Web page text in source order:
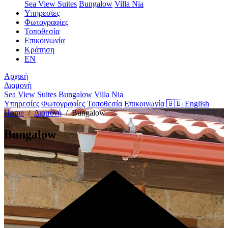
Sea View Suites Bungalow Villa Nia
Υπηρεσίες
Φωτογραφίες
Τοποθεσία
Επικοινωνία
Κράτηση
EN
Αρχική
Διαμονή
Sea View Suites Bungalow Villa Nia
Υπηρεσίες Φωτογραφίες Τοποθεσία Επικοινωνία 🇬🇧 English
Home/Διαμονή/ Bungalow
Bungalow